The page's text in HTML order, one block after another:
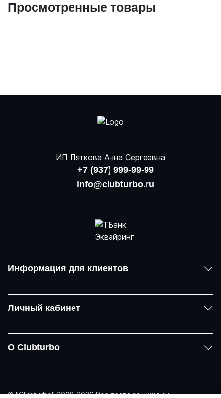
Просмотренные товары
ИП Пяткова Анна Сергеевна
+7 (937) 999-99-99
info@clubturbo.ru
Информация для клиентов
Личный кабинет
О Clubturbo
© "Clubturbo" 2008-2026 Все права защищены